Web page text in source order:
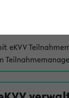
eKVV